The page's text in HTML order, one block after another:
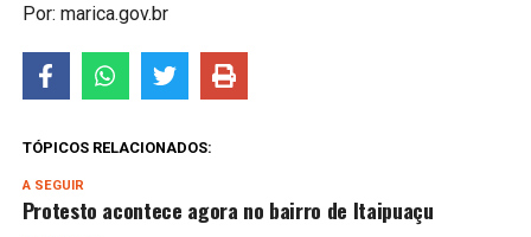
Por: marica.gov.br
TÓPICOS RELACIONADOS:
A SEGUIR
Protesto acontece agora no bairro de Itaipuaçu